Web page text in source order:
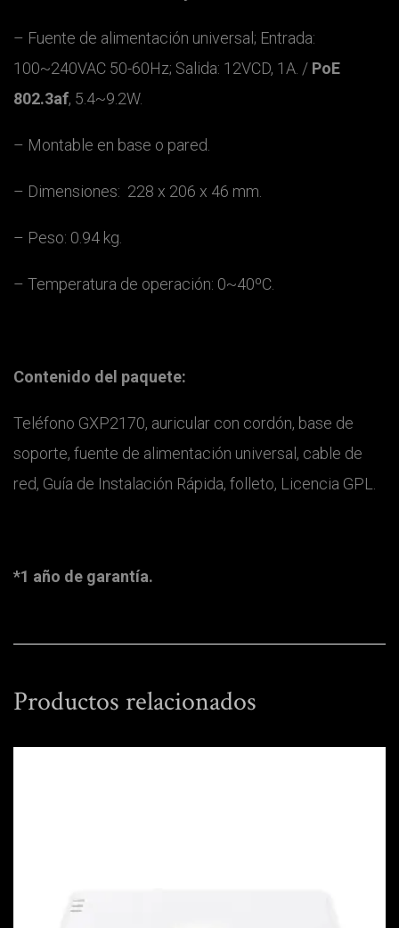
– Fuente de alimentación universal; Entrada:
100~240VAC 50-60Hz; Salida: 12VCD, 1A. / PoE
802.3af, 5.4~9.2W.
– Montable en base o pared.
– Dimensiones: 228 x 206 x 46 mm.
– Peso: 0.94 kg.
– Temperatura de operación: 0~40ºC.
Contenido del paquete:
Teléfono GXP2170, auricular con cordón, base de
soporte, fuente de alimentación universal, cable de
red, Guía de Instalación Rápida, folleto, Licencia GPL.
*1 año de garantía.
Productos relacionados